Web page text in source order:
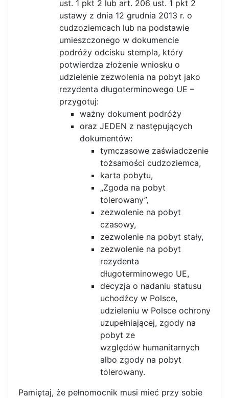
ust. 1 pkt 2 lub art. 206 ust. 1 pkt 2
ustawy z dnia 12 grudnia 2013 r. o
cudzoziemcach lub na podstawie
umieszczonego w dokumencie
podróży odcisku stempla, który
potwierdza złożenie wniosku o
udzielenie zezwolenia na pobyt jako
rezydenta długoterminowego UE –
przygotuj:
ważny dokument podróży
oraz JEDEN z następujących
dokumentów:
tymczasowe zaświadczenie
tożsamości cudzoziemca,
karta pobytu,
„Zgoda na pobyt
tolerowany”,
zezwolenie na pobyt
czasowy,
zezwolenie na pobyt stały,
zezwolenie na pobyt
rezydenta
długoterminowego UE,
decyzja o nadaniu statusu
uchodźcy w Polsce,
udzieleniu w Polsce ochrony
uzupełniającej, zgody na
pobyt ze
względów humanitarnych
albo zgody na pobyt
tolerowany.
Pamiętaj, że pełnomocnik musi mieć przy sobie